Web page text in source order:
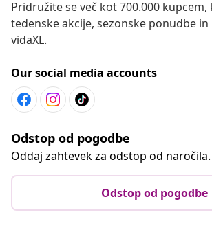
Pridružite se več kot 700.000
tedenske akcije, sezonske ponudbe
vidaXL.
Our social media accounts
Odstop od pogodbe
Oddaj zahtevek za odstop od naročila.
Odstop od pogodbe